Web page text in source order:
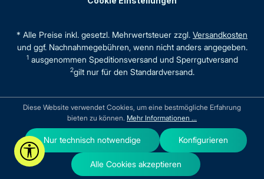
* Alle Preise inkl. gesetzl. Mehrwertsteuer zzgl. Versandkosten
und ggf. Nachnahmegebühren, wenn nicht anders angegeben.
1ausgenommen Speditionsversand und Sperrgutversand
2gilt nur für den Standardversand.
Werkzeugleiste anzeigen
Diese Website verwendet Cookies, um eine bestmögliche Erfahrung
bieten zu können. Mehr Informationen ...
Nur technisch notwendige Konfigurieren
Alle Cookies akzeptieren